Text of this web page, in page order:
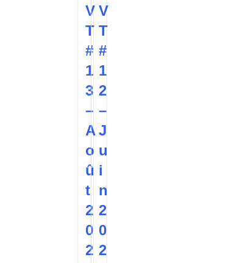
V
T
#
1
3
–
A
o
û
t
2
0
2
V
T
#
1
2
–
J
u
i
n
2
0
2